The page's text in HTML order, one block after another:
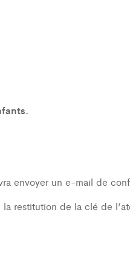
envoyer un e-mail de
restitution de la clé de